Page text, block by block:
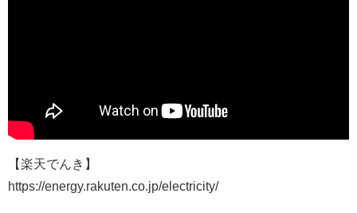
【楽天でんき】
https://energy.rakuten.co.jp/electricity/